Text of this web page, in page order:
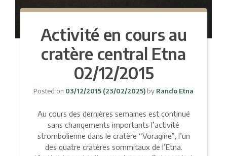
Activité en cours au
cratère central Etna
02/12/2015
Posted on 03/12/2015 (23/02/2025) by Rando Etna
Au cours des dernières semaines est continué
sans changements importants l’activité
strombolienne dans le cratère “Voragine”, l’un
des quatre cratères sommitaux de l’Etna.